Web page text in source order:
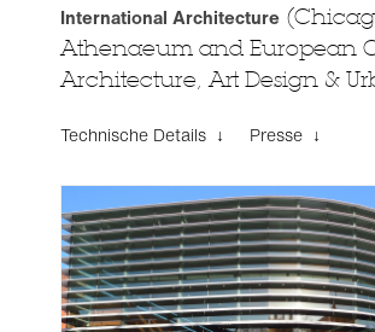
International Architecture
Athenaeum and European
Architecture, Art Design &
Technische Details ↓ Presse ↓